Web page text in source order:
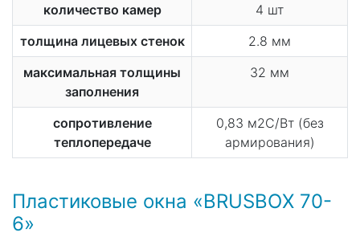
количество камер
4 шт
толщина лицевых стенок
2.8 мм
максимальная толщины
заполнения
32 мм
сопротивление
теплопередаче
0,83 м2С/Вт (без
армирования)
Пластиковые окна «BRUSBOX 70-
6»